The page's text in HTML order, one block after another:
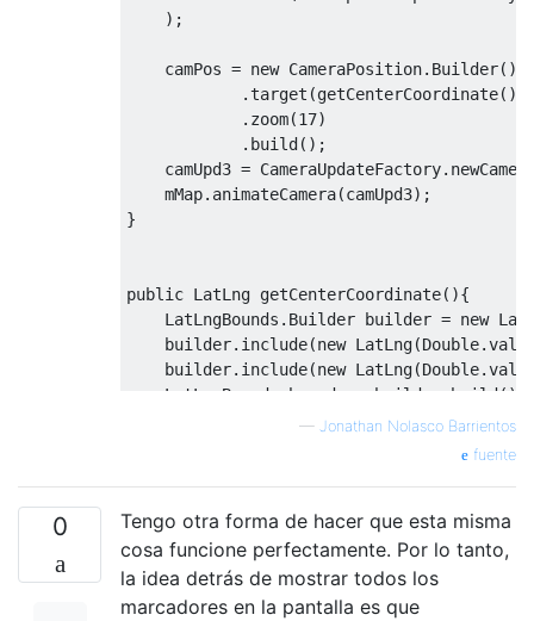
LatLngBounds bounds builder ();
width getResources ().
height getResources ().
= (int
// Zoom and animate the google map to
CameraUpdate CameraUpdateFactory
    googleMap
);
    camPos
= new CameraPosition. Builder()
.target (getCenterCoordinate())
. zoom(17)
. build();
    camUpd3
= CameraUpdateFactory.
    mMap
. animateCamera(camUpd3);
}
public LatLng getCenterCoordinate(){
LatLngBounds . Builder builder = new
    builder
. include(new LatLng(Double.
    builder
. include(new LatLng(Double.
LatLngBounds
bounds builder build();
getCenter ();
— Jonathan Nolasco Barrientos
fuente
0
Tengo otra forma de hacer que esta misma
cosa funcione perfectamente. Por lo tanto,
la idea detrás de mostrar todos los
marcadores en la pantalla es que